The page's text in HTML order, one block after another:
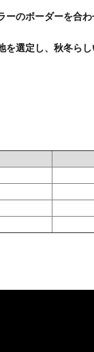
のボーダーを合
選定し、秋冬ら